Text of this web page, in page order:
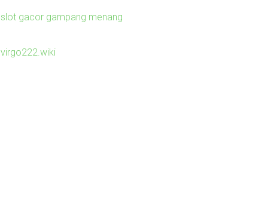
slot gacor gampang menang
virgo222.wiki